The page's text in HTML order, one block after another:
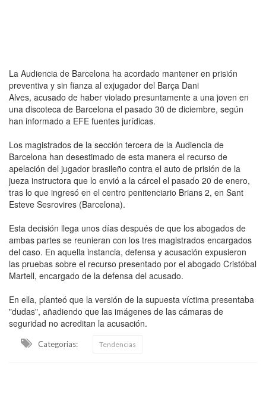
La Audiencia de Barcelona ha acordado mantener en prisión
preventiva y sin fianza al exjugador del Barça Dani
Alves, acusado de haber violado presuntamente a una joven en
una discoteca de Barcelona el pasado 30 de diciembre, según
han informado a EFE fuentes jurídicas.
Los magistrados de la sección tercera de la Audiencia de
Barcelona han desestimado de esta manera el recurso de
apelación del jugador brasileño contra el auto de prisión de la
jueza instructora que lo envió a la cárcel el pasado 20 de enero,
tras lo que ingresó en el centro penitenciario Brians 2, en Sant
Esteve Sesrovires (Barcelona).
Esta decisión llega unos días después de que los abogados de
ambas partes se reunieran con los tres magistrados encargados
del caso. En aquella instancia, defensa y acusación expusieron
las pruebas sobre el recurso presentado por el abogado Cristóbal
Martell, encargado de la defensa del acusado.
En ella, planteó que la versión de la supuesta víctima presentaba
"dudas", añadiendo que las imágenes de las cámaras de
seguridad no acreditan la acusación.
Categorias: Tendencias